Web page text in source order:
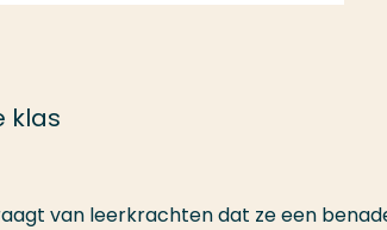
klas
van leerkrachten dat ze een